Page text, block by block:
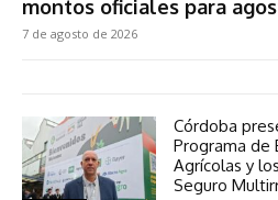
montos oficiales para
7 de agosto de 2026
Córdoba
Programa de
Agrícolas y
Seguro